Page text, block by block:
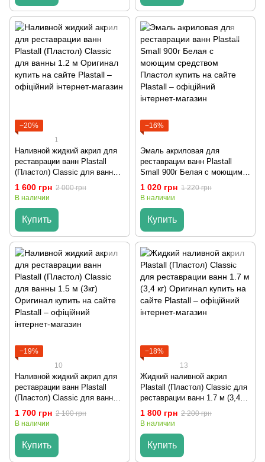
−20%
1
Наливной жидкий акрил для
реставрации ванн Plastall
(Пластол) Classic для ванны
1.2 м Оригинал
1 600 грн 2 000 грн
В наличии
Купить
−16%
Эмаль акриловая для
реставрации ванн Plastall
Small 900г Белая с моющим
средством Пластол
1 020 грн 1 220 грн
В наличии
Купить
−19%
10
Наливной жидкий акрил для
реставрации ванн Plastall
(Пластол) Classic для ванны
1.5 м (3кг) Оригинал
1 700 грн 2 100 грн
В наличии
Купить
−18%
13
Жидкий наливной акрил
Plastall (Пластол) Classic для
реставрации ванн 1.7 м (3,4
кг) Оригинал
1 800 грн 2 200 грн
В наличии
Купить